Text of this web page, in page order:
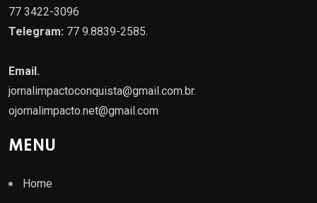
77 3422-3096
Telegram: 77 9.8839-2585.
Email.
jornalimpactoconquista@gmail.com.br.
ojornalimpacto.net@gmail.com
MENU
Home